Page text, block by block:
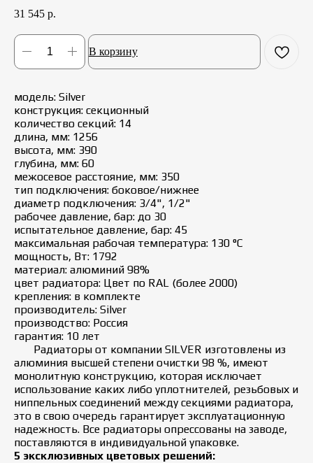
31 545 р.
В корзину
модель: Silver
конструкция: cекционный
количество секций: 14
длина, мм: 1256
высота, мм: 390
глубина, мм: 60
межосевое расстояние, мм: 350
тип подключения: боковое/нижнее
диаметр подключения: 3/4", 1/2"
рабочее давление, бар: до 30
испытательное давление, бар: 45
максимальная рабочая температура: 130 °C
мощность, Вт: 1792
материал: алюминий 98%
цвет радиатора: Цвет по RAL (более 2000)
крепления: в комплекте
производитель: Silver
производство: Россия
гарантия: 10 лет
Радиаторы от компании SILVER изготовлены из
алюминия высшей степени очистки 98 %, имеют
монолитную конструкцию, которая исключает
использование каких либо уплотнителей, резьбовых и
ниппельных соединений между секциями радиатора,
это в свою очередь гарантирует эксплуатационную
надежность. Все радиаторы опрессованы на заводе,
поставляются в индивидуальной упаковке.
5 эксклюзивных цветовых решений: